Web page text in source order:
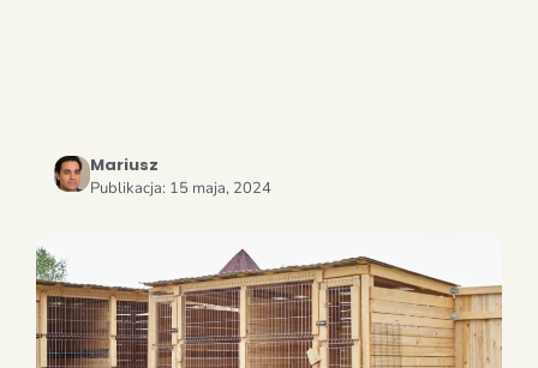
Mariusz
Publikacja: 15 maja, 2024